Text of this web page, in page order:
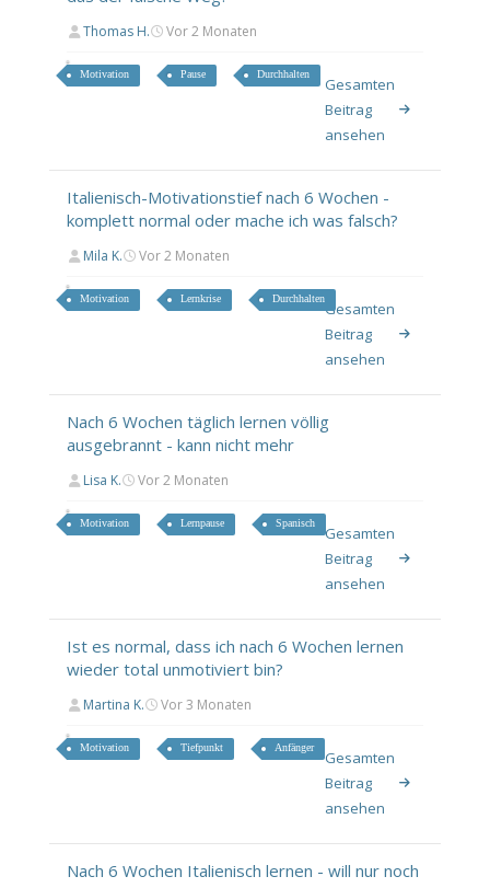
Thomas H. Vor 2 Monaten
Motivation Pause Durchhalten
Gesamten
Beitrag
ansehen
Italienisch-Motivationstief nach 6 Wochen -
komplett normal oder mache ich was falsch?
Mila K. Vor 2 Monaten
Motivation Lernkrise Durchhalten
Gesamten
Beitrag
ansehen
Nach 6 Wochen täglich lernen völlig
ausgebrannt - kann nicht mehr
Lisa K. Vor 2 Monaten
Motivation Lernpause Spanisch
Gesamten
Beitrag
ansehen
Ist es normal, dass ich nach 6 Wochen lernen
wieder total unmotiviert bin?
Martina K. Vor 3 Monaten
Motivation Tiefpunkt Anfänger
Gesamten
Beitrag
ansehen
Nach 6 Wochen Italienisch lernen - will nur noch